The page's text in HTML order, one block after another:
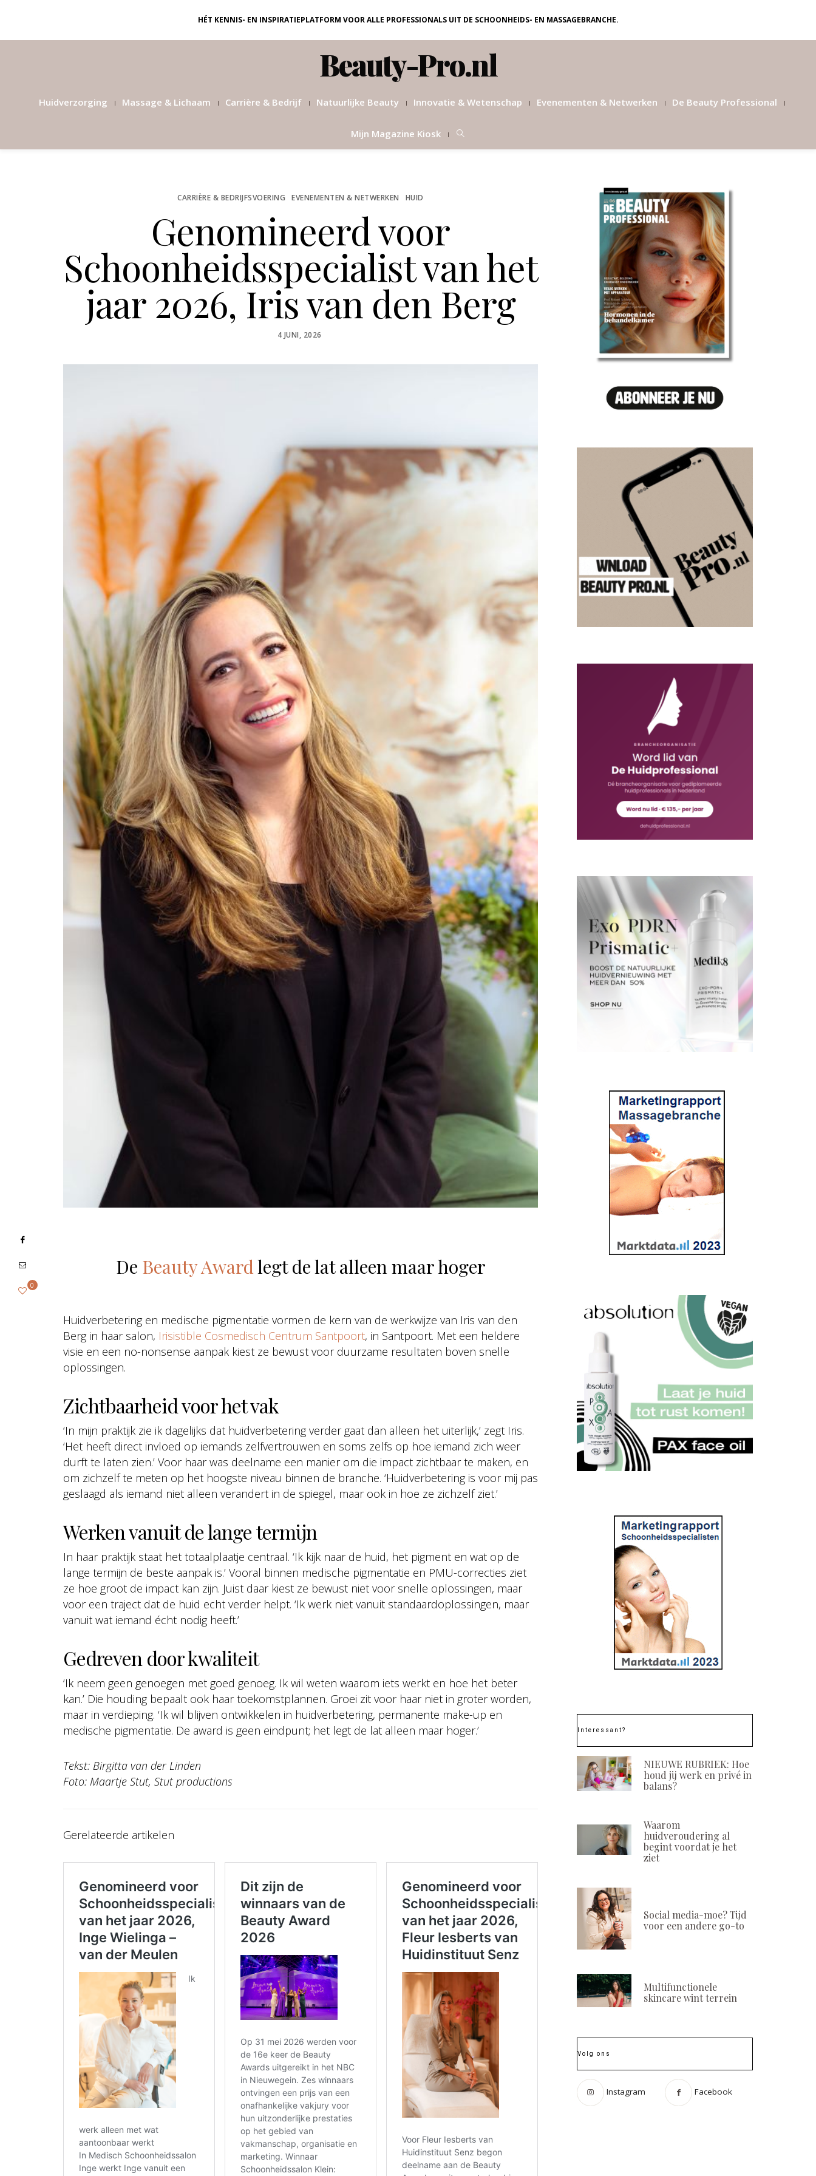
HÉT KENNIS- EN INSPIRATIEPLATFORM VOOR ALLE PROFESSIONALS UIT DE SCHOONHEIDS- EN MASSAGEBRANCHE.
Beauty-Pro.nl
Huidverzorging Massage & Lichaam Carrière & Bedrijf Natuurlijke Beauty Innovatie & Wetenschap Evenementen & Netwerken De Beauty Professional
Mijn Magazine Kiosk
CARRIÈRE & BEDRIJFSVOERING EVENEMENTEN & NETWERKEN HUID
Genomineerd voor
Schoonheidsspecialist van het
jaar 2026, Iris van den Berg
POSTED
4 JUNI, 2026
De Beauty Awardlegt de lat alleen maar hoger
Huidverbetering en medische pigmentatie vormen de kern van de werkwijze van Iris van den
Berg in haar salon, Irisistible Cosmedisch Centrum Santpoort, in Santpoort. Met een heldere
visie en een no-nonsense aanpak kiest ze bewust voor duurzame resultaten boven snelle
oplossingen.
Zichtbaarheid voor het vak
‘In mijn praktijk zie ik dagelijks dat huidverbetering verder gaat dan alleen het uiterlijk,’ zegt Iris.
‘Het heeft direct invloed op iemands zelfvertrouwen en soms zelfs op hoe iemand zich weer
durft te laten zien.’ Voor haar was deelname een manier om die impact zichtbaar te maken, en
om zichzelf te meten op het hoogste niveau binnen de branche. ‘Huidverbetering is voor mij pas
geslaagd als iemand niet alleen verandert in de spiegel, maar ook in hoe ze zichzelf ziet.’
Werken vanuit de lange termijn
In haar praktijk staat het totaalplaatje centraal. ‘Ik kijk naar de huid, het pigment en wat op de
lange termijn de beste aanpak is.’ Vooral binnen medische pigmentatie en PMU-correcties ziet
ze hoe groot de impact kan zijn. Juist daar kiest ze bewust niet voor snelle oplossingen, maar
voor een traject dat de huid echt verder helpt. ‘Ik werk niet vanuit standaardoplossingen, maar
vanuit wat iemand écht nodig heeft.’
Gedreven door kwaliteit
‘Ik neem geen genoegen met goed genoeg. Ik wil weten waarom iets werkt en hoe het beter
kan.’ Die houding bepaalt ook haar toekomstplannen. Groei zit voor haar niet in groter worden,
maar in verdieping. ‘Ik wil blijven ontwikkelen in huidverbetering, permanente make-up en
medische pigmentatie. De award is geen eindpunt; het legt de lat alleen maar hoger.’
Tekst: Birgitta van der Linden
Foto: Maartje Stut, Stut productions
Gerelateerde artikelen
0
Interessant?
NIEUWE RUBRIEK: Hoe
houd jij werk en privé in
balans?
Waarom
huidveroudering al
begint voordat je het
ziet
Social media-moe? Tijd
voor een andere go-to
Multifunctionele
skincare wint terrein
Volg ons
Instagram Facebook